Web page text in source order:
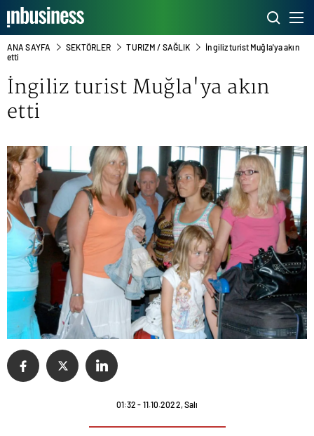
ANA SAYFA SEKTÖRLER TURIZM / SAĞLIK
İngiliz turist Muğla'ya akın
etti
İngiliz turist Muğla'ya akın
etti
01:32 - 11.10.2022, Salı